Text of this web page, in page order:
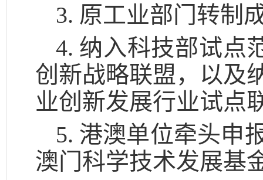
3. 原工业部门转制
4. 纳入科技部试点
创新战略联盟，以及
业创新发展行业试点
5. 港澳单位牵头申
澳门科学技术发展基